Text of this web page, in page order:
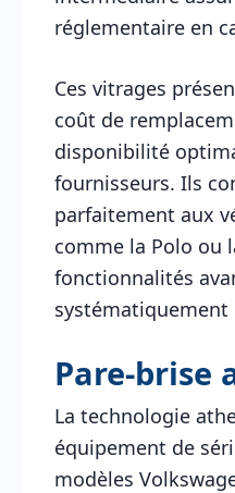
réglementaire en
Ces vitrages
coût de
disponibilité
fournisseurs. Ils
parfaitement aux
comme la Polo ou
fonctionnalités
systématiquement
Pare-brise
La technologie
équipement de
modèles